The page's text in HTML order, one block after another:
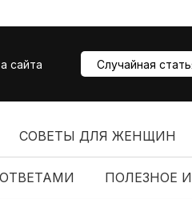
сайта Случайная
СОВЕТЫ ДЛЯ ЖЕНЩИН
ПОЛЕЗНОЕ